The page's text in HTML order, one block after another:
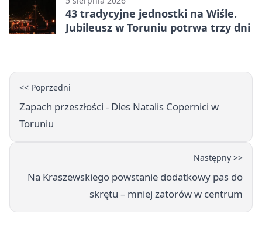
43 tradycyjne jednostki na Wiśle.
Jubileusz w Toruniu potrwa trzy dni
<< Poprzedni
Zapach przeszłości - Dies Natalis Copernici w
Toruniu
Następny >>
Na Kraszewskiego powstanie dodatkowy pas do
skrętu – mniej zatorów w centrum